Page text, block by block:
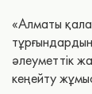
«Алматы
әлеуметтік
кеңейту